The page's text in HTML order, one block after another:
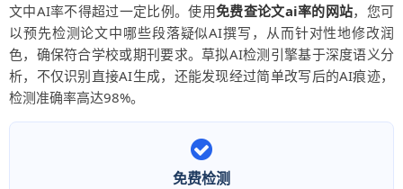
文中AI率不得超过一定比例。使用免费查论文ai率的网站，您可
以预先检测论文中哪些段落疑似AI撰写，从而针对性地修改润
色，确保符合学校或期刊要求。草拟AI检测引擎基于深度语义分
析，不仅识别直接AI生成，还能发现经过简单改写后的AI痕迹，
检测准确率高达98%。
免费检测